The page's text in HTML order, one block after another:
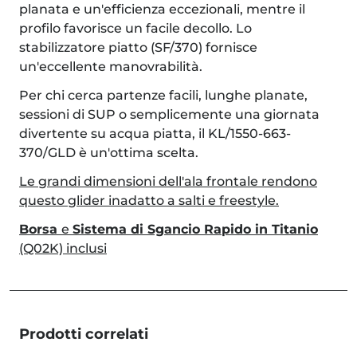
planata e un'efficienza eccezionali, mentre il
profilo favorisce un facile decollo. Lo
stabilizzatore piatto (SF/370) fornisce
un'eccellente manovrabilità.
Per chi cerca partenze facili, lunghe planate,
sessioni di SUP o semplicemente una giornata
divertente su acqua piatta, il KL/1550-663-
370/GLD è un'ottima scelta.
Le grandi dimensioni dell'ala frontale rendono
questo glider inadatto a salti e freestyle.
Borsa e Sistema di Sgancio Rapido in Titanio
(Q02K) inclusi
Prodotti correlati